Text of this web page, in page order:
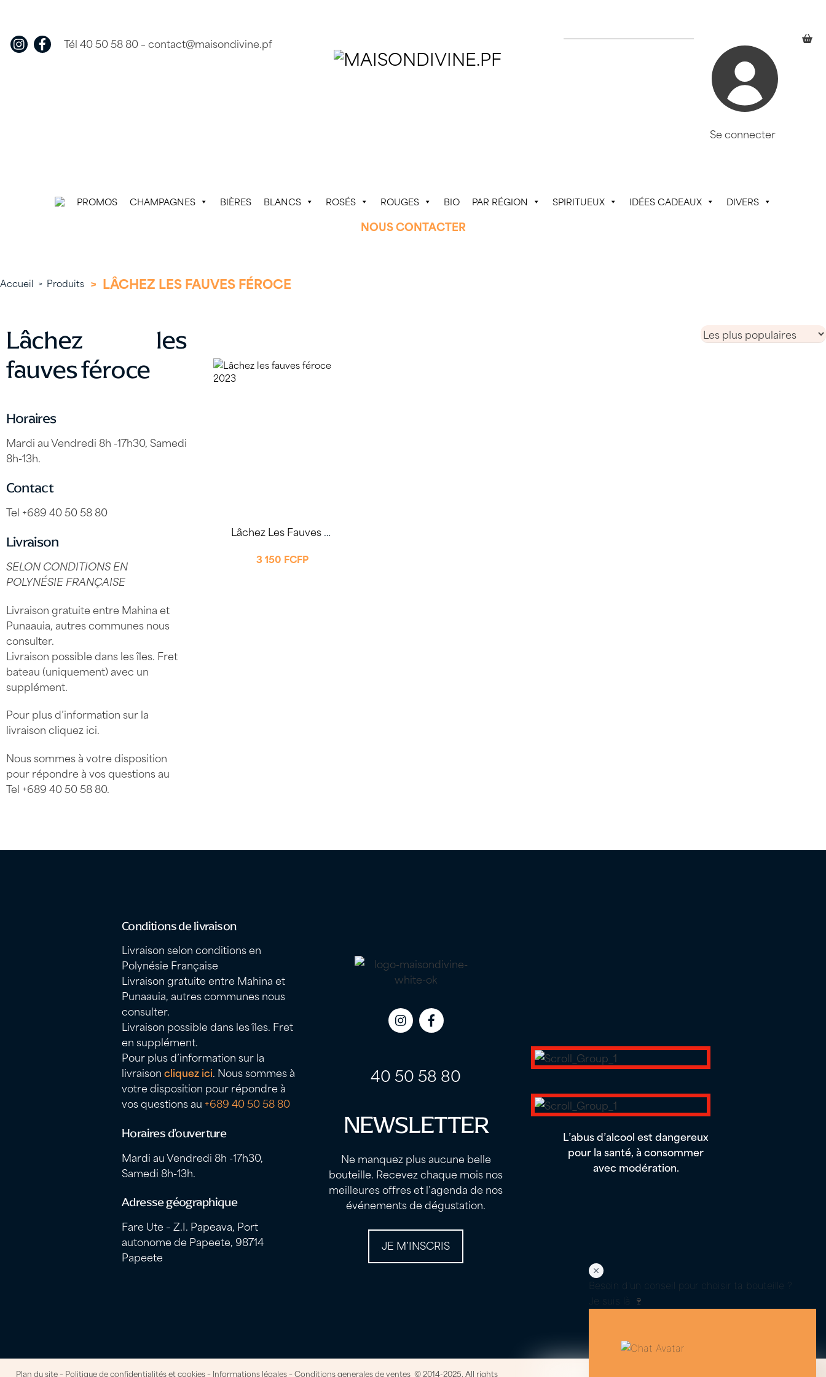
content
Tél 40 50 58 80–contact@maisondivine.pf
Se connecter
PROMOS CHAMPAGNES BIÈRES BLANCS ROSÉS ROUGES BIO PAR RÉGION SPIRITUEUX IDÉES CADEAUX DIVERS
NOUS CONTACTER
Accueil > Produits > LÂCHEZ LES FAUVES FÉROCE
Lâchez les
fauves féroce
Horaires
Mardi au Vendredi 8h -17h30, Samedi
8h-13h.
Contact
Tel +689 40 50 58 80
Livraison
SELON CONDITIONS EN
POLYNÉSIE FRANÇAISE
Livraison gratuite entre Mahina et
Punaauia, autres communes nous
consulter.
Livraison possible dans les îles. Fret
bateau (uniquement) avec un
supplément.
Pour plus d’information sur la
livraisoncliquez ici.
Nous sommes à votre disposition
pour répondre à vos questions au
Tel +689 40 50 58 80.
Lâchez Les Fauves Féroce 2023 75cl – Domaine Auriol
3 150 FCFP
Conditions de livraison
Livraison selon conditions en
Polynésie Française
Livraison gratuite entre Mahina et
Punaauia, autres communes nous
consulter.
Livraison possible dans les îles. Fret
en supplément.
Pour plus d’information sur la
livraisoncliquez ici. Nous sommes à
votre disposition pour répondre à
vos questions au +689 40 50 58 80
Horaires d’ouverture
Mardi au Vendredi 8h -17h30,
Samedi 8h-13h.
Adresse géographique
Fare Ute – Z.I. Papeava, Port
autonome de Papeete, 98714
Papeete
Icon
Icon
40 50 58 80
NEWSLETTER
Ne manquez plus aucune belle
bouteille. Recevez chaque mois nos
meilleures offres et l’agenda de nos
événements de dégustation.
JE M’INSCRIS
L’abus d’alcool est dangereux
pour la santé, à consommer
avec modération.
Plan du site– Politique de confidentialités et cookies– Informations légales–Conditions generales de ventes © 2014-2025. All rights
Besoin d'un conseil pour choisir ta bouteille ?
Je suis là 🍷